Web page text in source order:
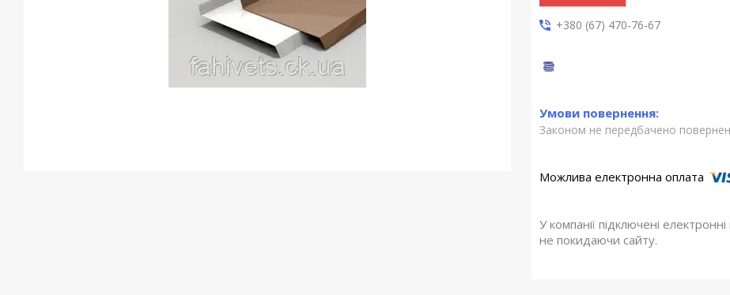
+380 (67) 470-76-67
Законом не передбачено
У компанії підключені
не покидаючи сайту.